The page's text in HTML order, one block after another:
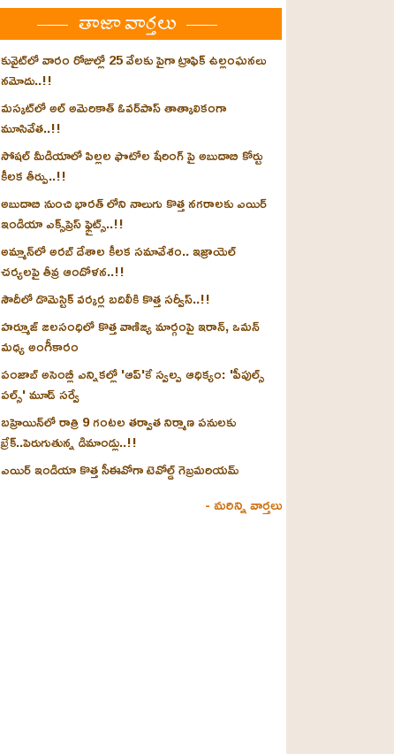
తాజా వార్తలు
కువైట్‌లో వారం రోజుల్లో 25 వేలకు పైగా ట్రాఫిక్ ఉల్లంఘనలు
నమోదు..!!
మస్కట్‌లో అల్ అమెరికాత్ ఓవర్‌పాస్ తాత్కాలికంగా
మూసివేత..!!
సోషల్ మీడియాలో పిల్లల ఫొటోల షేరింగ్ పై అబుదాబి కోర్టు
కీలక తీర్పు..!!
అబుదాబి నుంచి భారత్ లోని నాలుగు కొత్త నగరాలకు ఎయిర్
ఇండియా ఎక్స్‌ప్రెస్ ఫ్లైట్స్..!!
అమ్మాన్‌లో అరబ్ దేశాల కీలక సమావేశం.. ఇజ్రాయెల్
చర్యలపై తీవ్ర ఆందోళన..!!
సౌదీలో డొమెస్టిక్ వర్కర్ల బదిలీకి కొత్త సర్వీస్..!!
హర్మూజ్ జలసంధిలో కొత్త వాణిజ్య మార్గంపై ఇరాన్, ఒమన్
మధ్య అంగీకారం
పంజాబ్ అసెంబ్లీ ఎన్నికల్లో 'ఆప్'కే స్వల్ప ఆధిక్యం: 'పీపుల్స్
పల్స్' మూడ్ సర్వే
బహ్రెయిన్‌లో రాత్రి 9 గంటల తర్వాత నిర్మాణ పనులకు
బ్రేక్..పెరుగుతున్న డిమాండ్లు..!!
ఎయిర్ ఇండియా కొత్త సీఈవోగా టెవోల్డ్ గెబ్రమరియమ్
- మరిన్ని వార్తలు